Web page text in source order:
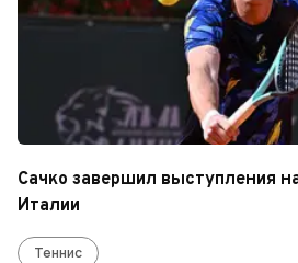
Сачко завершил выступления
Италии
Теннис